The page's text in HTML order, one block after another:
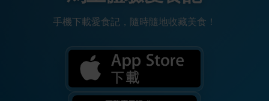
手機下載愛食記，隨時隨地收藏美食！